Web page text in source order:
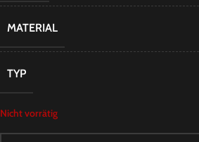
MATERIAL
TYP
Nicht vorrätig